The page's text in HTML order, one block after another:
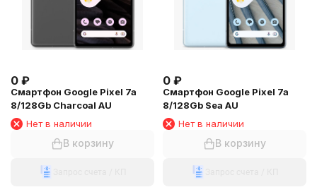
0 ₽
Смартфон Google Pixel 7a
8/128Gb Charcoal AU
Нет в наличии
В корзину
0 ₽
Смартфон Google Pixel 7a
8/128Gb Sea AU
Нет в наличии
В корзину